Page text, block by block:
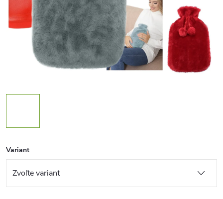
Variant